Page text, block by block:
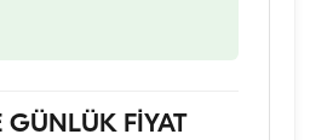
GÜNLÜK FİYAT